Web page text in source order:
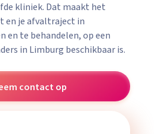
kliniek. Dat maakt het
en je afvaltraject in
en te behandelen, op een
in Limburg beschikbaar is.
contact op